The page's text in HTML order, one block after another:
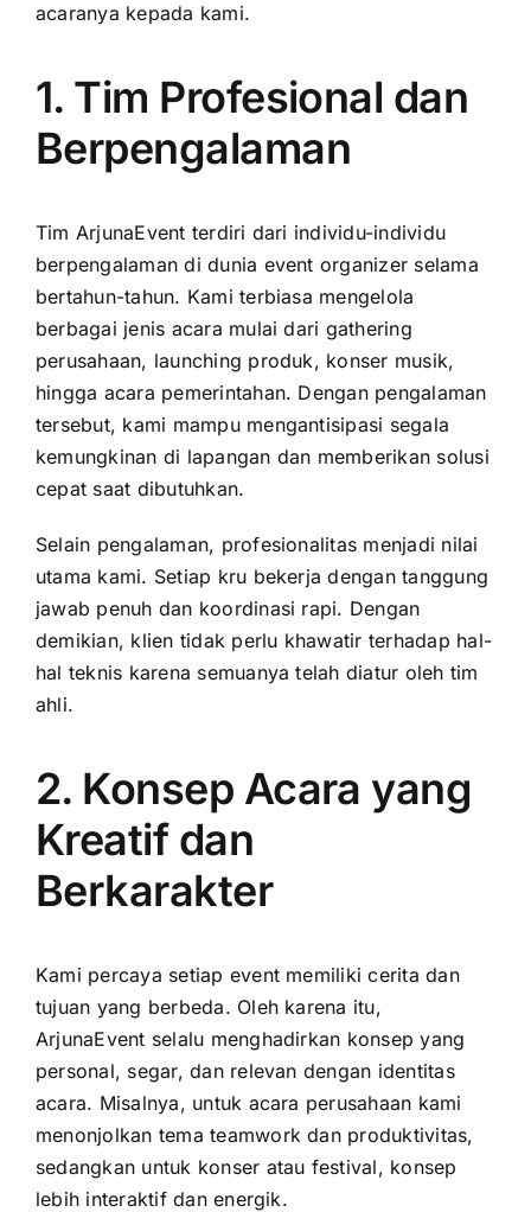
acaranya kepada kami.
1. Tim Profesional dan
Berpengalaman
Tim ArjunaEvent terdiri dari individu-individu
berpengalaman di dunia event organizer selama
bertahun-tahun. Kami terbiasa mengelola
berbagai jenis acara mulai dari gathering
perusahaan, launching produk, konser musik,
hingga acara pemerintahan. Dengan pengalaman
tersebut, kami mampu mengantisipasi segala
kemungkinan di lapangan dan memberikan solusi
cepat saat dibutuhkan.
Selain pengalaman, profesionalitas menjadi nilai
utama kami. Setiap kru bekerja dengan tanggung
jawab penuh dan koordinasi rapi. Dengan
demikian, klien tidak perlu khawatir terhadap hal-
hal teknis karena semuanya telah diatur oleh tim
ahli.
2. Konsep Acara yang
Kreatif dan
Berkarakter
Kami percaya setiap event memiliki cerita dan
tujuan yang berbeda. Oleh karena itu,
ArjunaEvent selalu menghadirkan konsep yang
personal, segar, dan relevan dengan identitas
acara. Misalnya, untuk acara perusahaan kami
menonjolkan tema teamwork dan produktivitas,
sedangkan untuk konser atau festival, konsep
lebih interaktif dan energik.